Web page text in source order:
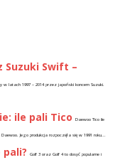
Suzuki Swift –
w latach 1997 – 2014 przez japoński koncern Suzuki.
ile pali Tico Daewoo Tico ile
Jego produkcja rozpoczęła się w 1991 roku...
pali? Golf 3 oraz Golf 4 to dosyć popularne i